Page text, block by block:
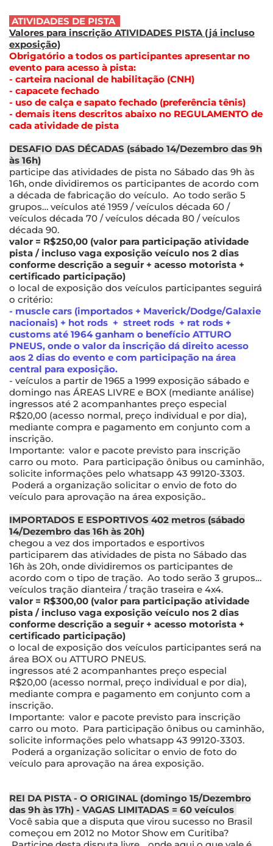
ATIVIDADES DE PISTA
Valores para inscrição ATIVIDADES PISTA (já incluso
exposição)
Obrigatório a todos os participantes apresentar no
evento para acesso à pista:
- carteira nacional de habilitação (CNH)
- capacete fechado
- uso de calça e sapato fechado (preferência tênis)
- demais itens descritos abaixo no REGULAMENTO de
cada atividade de pista
DESAFIO DAS DÉCADAS (sábado 14/Dezembro das 9h
às 16h)
participe das atividades de pista no Sábado das 9h às
16h, onde dividiremos os participantes de acordo com
a década de fabricação do veículo. Ao todo serão 5
grupos… veículos até 1959 / veículos década 60 /
veículos década 70 / veículos década 80 / veículos
década 90.
valor = R$250,00 (valor para participação atividade
pista / incluso vaga exposição veículo nos 2 dias
conforme descrição a seguir + acesso motorista +
certificado participação)
o local de exposição dos veículos participantes seguirá
o critério:
- muscle cars (importados + Maverick/Dodge/Galaxie
nacionais) + hot rods + street rods + rat rods +
customs até 1964 ganham o benefício ATTURO
PNEUS, onde o valor da inscrição dá direito acesso
aos 2 dias do evento e com participação na área
central para exposição.
- veículos a partir de 1965 a 1999 exposição sábado e
domingo nas ÁREAS LIVRE e BOX (mediante análise)
ingressos até 2 acompanhantes preço especial
R$20,00 (acesso normal, preço individual e por dia),
mediante compra e pagamento em conjunto com a
inscrição.
Importante: valor e pacote previsto para inscrição
carro ou moto. Para participação ônibus ou caminhão,
solicite informações pelo whatsapp 43 99120-3303.
Poderá a organização solicitar o envio de foto do
veículo para aprovação na área exposição..
IMPORTADOS E ESPORTIVOS 402 metros (sábado
14/Dezembro das 16h às 20h)
chegou a vez dos importados e esportivos
participarem das atividades de pista no Sábado das
16h às 20h, onde dividiremos os participantes de
acordo com o tipo de tração. Ao todo serão 3 grupos…
veículos tração dianteira / tração traseira e 4x4.
valor = R$300,00 (valor para participação atividade
pista / incluso vaga exposição veículo nos 2 dias
conforme descrição a seguir + acesso motorista +
certificado participação)
o local de exposição dos veículos participantes será na
área BOX ou ATTURO PNEUS.
ingressos até 2 acompanhantes preço especial
R$20,00 (acesso normal, preço individual e por dia),
mediante compra e pagamento em conjunto com a
inscrição.
Importante: valor e pacote previsto para inscrição
carro ou moto. Para participação ônibus ou caminhão,
solicite informações pelo whatsapp 43 99120-3303.
Poderá a organização solicitar o envio de foto do
veículo para aprovação na área exposição.
REI DA PISTA - O ORIGINAL (domingo 15/Dezembro
das 9h às 17h) - VAGAS LIMITADAS = 60 veículos
Você sabia que a disputa que virou sucesso no Brasil
começou em 2012 no Motor Show em Curitiba?